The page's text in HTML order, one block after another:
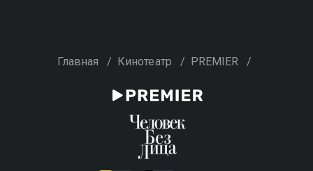
Главная / Кинотеатр / PREMIER /